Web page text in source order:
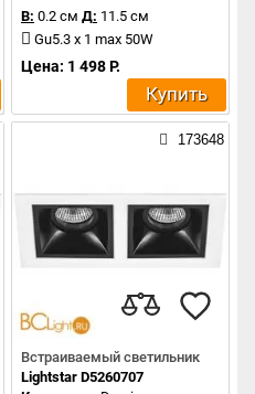
В: 0.2 см Д: 11.5 см
Gu5.3 x 1 max 50W
Цена: 1 498 Р.
Купить
173648
Встраиваемый светильник
Lightstar D5260707